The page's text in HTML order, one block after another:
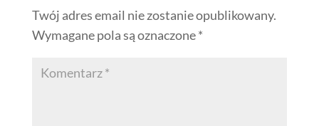
Twój adres email nie zostanie opublikowany.
Wymagane pola są oznaczone*